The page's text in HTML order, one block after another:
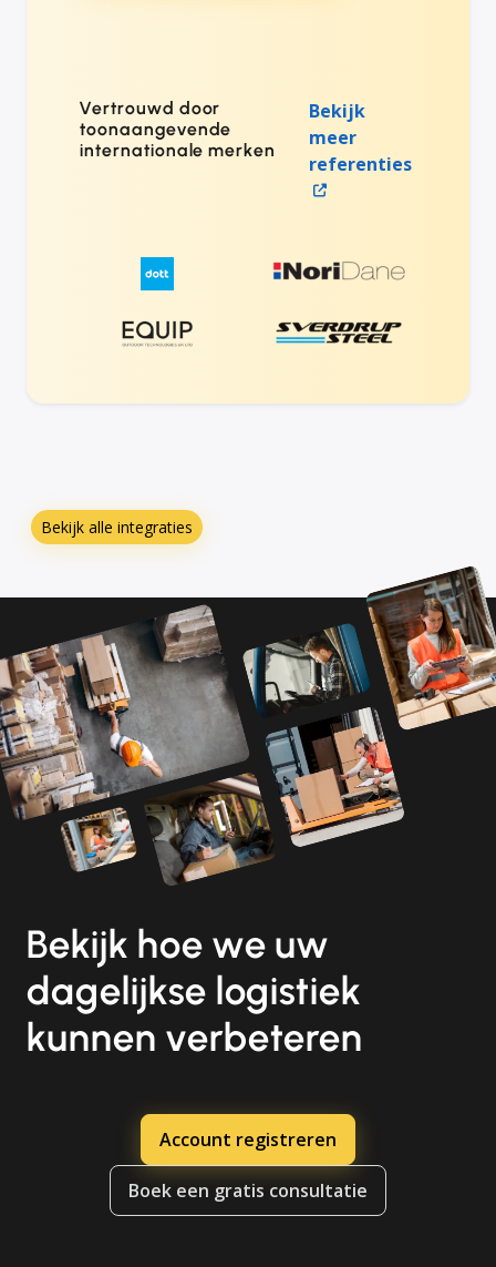
Vertrouwd door
toonaangevende
internationale merken
Bekijk
meer
referenties
Bekijk alle integraties
Bekijk hoe we uw
dagelijkse logistiek
kunnen verbeteren
Account registreren
Boek een gratis consultatie